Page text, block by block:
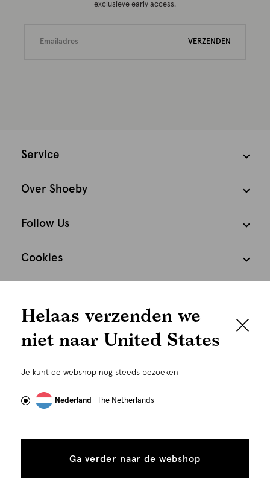
graag persoonlijk
gebruiken wij cookies en daarmee vergelijkbare
om advertenties te personaliseren...
tonen
toestaan
exclusieve early access.
VERZENDEN
Service
Over Shoeby
Follow Us
Cookies
©Alle rechten voorbehouden. Shoeby 2026
Helaas verzenden we
niet naar United States
Je kunt de webshop nog steeds bezoeken
Nederland- The Netherlands
Ga verder naar de webshop